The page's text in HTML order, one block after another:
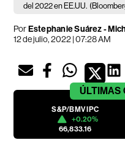
del 2022 en EE.UU.
PorEstephanie Suárez-
12 de julio, 2022 | 07:28 AM
ÚLTIMAS
S&P/BMV IPC
+0.20%
66,833.16